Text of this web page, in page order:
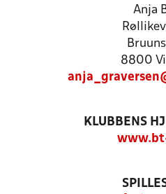
Anja
8800
KLUBBENS